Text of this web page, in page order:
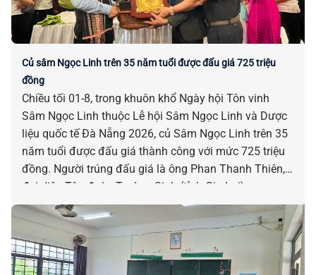
Củ sâm Ngọc Linh trên 35 năm tuổi được đấu giá 725 triệu
đồng
Chiều tối 01-8, trong khuôn khổ Ngày hội Tôn vinh
Sâm Ngọc Linh thuộc Lễ hội Sâm Ngọc Linh và Dược
liệu quốc tế Đà Nẵng 2026, củ Sâm Ngọc Linh trên 35
năm tuổi được đấu giá thành công với mức 725 triệu
đồng. Người trúng đấu giá là ông Phan Thanh Thiên,
đại diện Tập đoàn Trường Sinh (tỉnh Gia Lai).